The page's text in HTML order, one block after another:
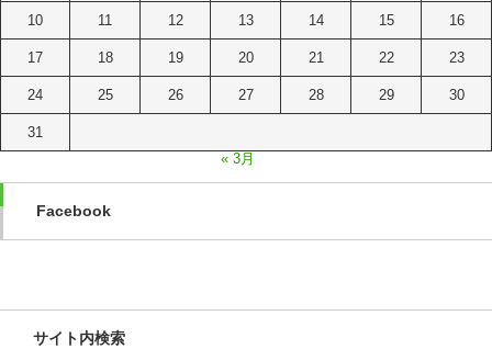
10 11 12 13 14 15 16
17 18 19 20 21 22 23
24 25 26 27 28 29 30
31
« 3月
Facebook
サイト内検索